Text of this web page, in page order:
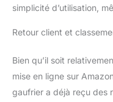
simplicité d’utilisation,
Retour client et
Bien qu’il soit
mise en ligne sur
gaufrier a déjà reçu des